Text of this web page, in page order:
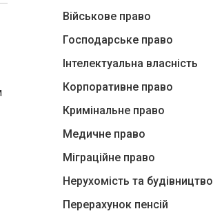
Військове право
Господарське право
Інтелектуальна власність
Корпоративне право
Кримінальне право
Медичне право
Міграційне право
Нерухомість та будівництво
Перерахунок пенсій